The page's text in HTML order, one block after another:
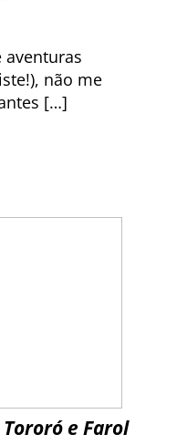
não me
[…]
e Farol